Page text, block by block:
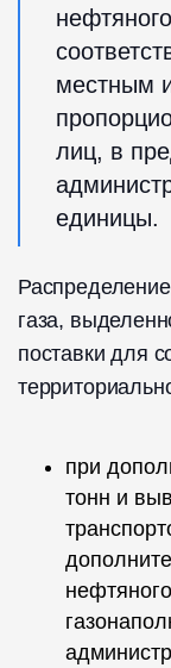
местным
лиц, в
единицы.
газа,
поставки для
при
тонн и